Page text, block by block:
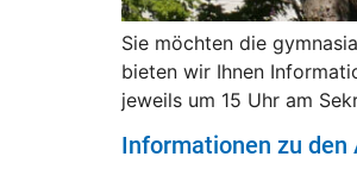
Sie möchten die
bieten wir Ihnen
jeweils um 15 Uhr am
Informationen zu den